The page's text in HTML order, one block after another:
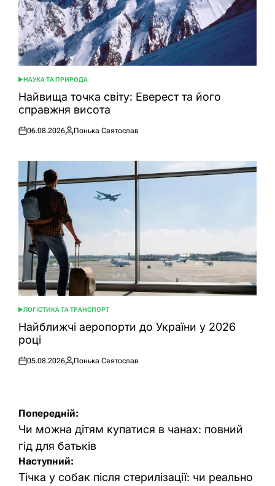
ОПУБЛІКУВАТИ
У
НАУКА ТА ПРИРОДА
Найвища точка світу: Еверест та його
справжня висота
Оприлюднено
06.08.2026
Опубліковано
Понька Святослав
ОПУБЛІКУВАТИ
У
ЛОГІСТИКА ТА ТРАНСПОРТ
Найближчі аеропорти до України у 2026
році
Оприлюднено
05.08.2026
Опубліковано
Понька Святослав
Навігація
записів
Попередній:
Чи можна дітям купатися в чанах: повний
гід для батьків
Наступний:
Тічка у собак після стерилізації: чи реально